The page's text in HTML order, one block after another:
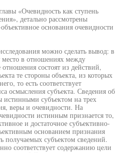
«Очевидность как ступень
детально рассмотрены
основания очевидности
можно сделать вывод: в
место в отношениях между
состоят из действий,
те стороны объекта, из которых
то есть соответствует
осмысления субъекта. Сведения об
истинными субъектом на трех
веры и очевидности. На
истинным признается то,
и достаточное субъективно-
основанием признания
получаемых субъектом сведений.
соответствует содержанию цели